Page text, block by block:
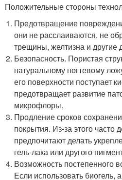
Положительные стороны
Предотвращение
они не расслаиваются, не
трещины, желтизна и другие
Безопасность. Пористая
натуральному ногтевому
его поверхности поступает
предотвращает развитие
микрофлоры.
Продление сроков
покрытия. Из-за этого часто
предпочитают делать
гель-лака или другого
Возможность постепенного
Если использовать биогель,